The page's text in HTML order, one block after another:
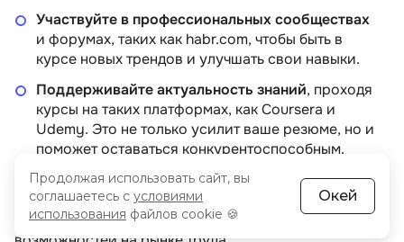
Участвуйте в профессиональных сообществах
и форумах, таких как habr.com, чтобы быть в
курсе новых трендов и улучшать свои навыки.
Поддерживайте актуальность знаний, проходя
курсы на таких платформах, как Coursera и
Udemy. Это не только усилит ваше резюме, но и
поможет оставаться конкурентоспособным.
Следуя этим рекомендациям, вы сможете укрепить
свои позиции как кандидат и получить больше
Продолжая использовать сайт, вы
соглашаетесь с условиями
использования файлов cookie 🍪
Окей